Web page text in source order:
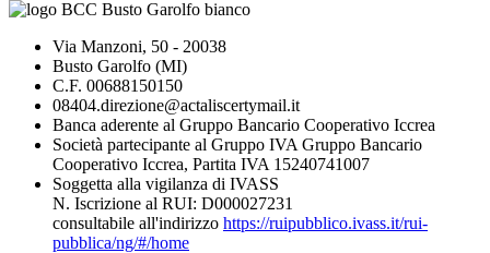
Via Manzoni, 50 - 20038
Busto Garolfo (MI)
C.F. 00688150150
08404.direzione@actaliscertymail.it
Banca aderente al Gruppo Bancario Cooperativo Iccrea
Società partecipante al Gruppo IVA Gruppo Bancario
Cooperativo Iccrea, Partita IVA 15240741007
Soggetta alla vigilanza di IVASS
N. Iscrizione al RUI: D000027231
consultabile all'indirizzo https://ruipubblico.ivass.it/rui-
pubblica/ng/#/home